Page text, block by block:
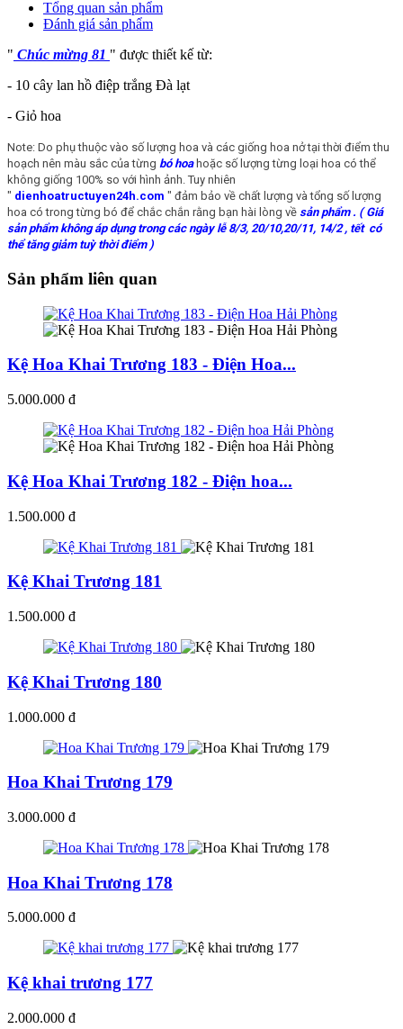
Tổng quan sản phẩm
Đánh giá sản phẩm
" Chúc mừng 81 " được thiết kế từ:
- 10 cây lan hồ điệp trắng Đà lạt
- Giỏ hoa
Note: Do phụ thuộc vào số lượng hoa và các giống hoa nở tại thời điểm thu
hoạch nên màu sắc của từng bó hoahoặc số lượng từng loại hoa có thể
không giống 100% so với hình ảnh. Tuy nhiên
" dienhoatructuyen24h.com " đảm bảo về chất lượng và tổng số lượng
hoa có trong từng bó để chắc chắn rằng bạn hài lòng về sản phẩm. ( Giá
sản phẩm không áp dụng trong các ngày lễ 8/3, 20/10,20/11, 14/2 , tết có
thể tăng giảm tuỳ thời điểm )
Sản phẩm liên quan
Kệ Hoa Khai Trương 183 - Điện Hoa...
5.000.000 đ
Kệ Hoa Khai Trương 182 - Điện hoa...
1.500.000 đ
Kệ Khai Trương 181
1.500.000 đ
Kệ Khai Trương 180
1.000.000 đ
Hoa Khai Trương 179
3.000.000 đ
Hoa Khai Trương 178
5.000.000 đ
Kệ khai trương 177
2.000.000 đ